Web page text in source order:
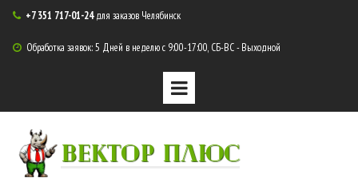
 +7 351 717-01-24для заказов Челябинск
 Обработка заявок: 5 Дней в неделю с 9:00-17:00, СБ-ВС - Выходной
ВЕКТОР ПЛЮС